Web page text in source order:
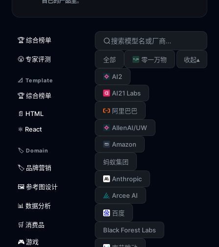
🏆 综合榜单
😤 专家评测
📐 Template
🏆 综合榜单
📄 HTML
⚛️ React
🏷️ Domain
🏷️ 品牌营销
🖼️ 参考图设计
📊 数据分析
🛒 消费品
🎮 游戏
全部 零一万物
AI2
AI21 Labs
阿里巴巴
AllenAI/UW
Amazon
蚂蚁集团
Anthropic
Arcee AI
百度
Black Forest Labs
收起▴